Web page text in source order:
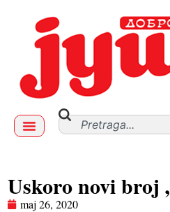
Uskoro novi broj
maj 26, 2020